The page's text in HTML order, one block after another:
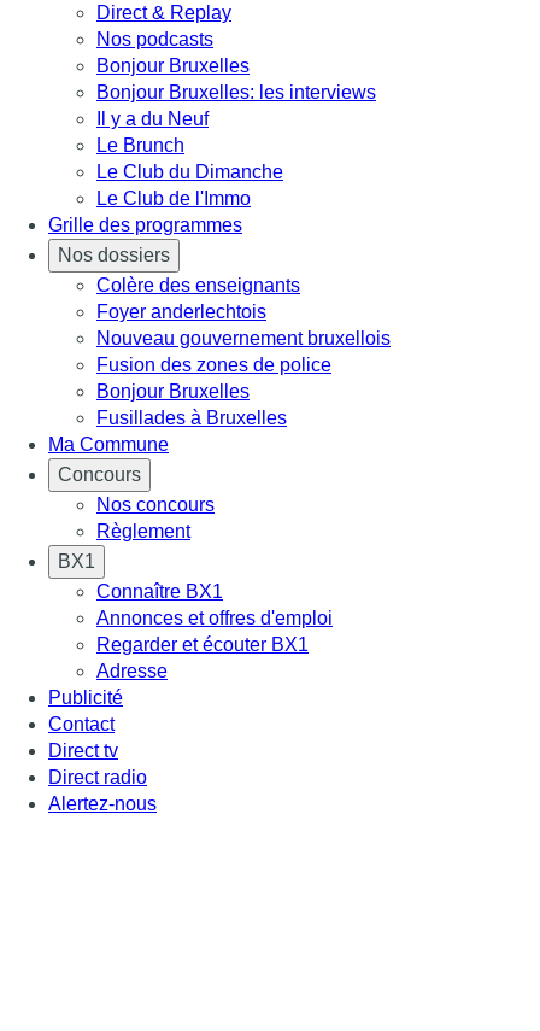
Direct & Replay
Nos podcasts
Bonjour Bruxelles
Bonjour Bruxelles: les interviews
Il y a du Neuf
Le Brunch
Le Club du Dimanche
Le Club de l'Immo
Grille des programmes
Nos dossiers
Colère des enseignants
Foyer anderlechtois
Nouveau gouvernement bruxellois
Fusion des zones de police
Bonjour Bruxelles
Fusillades à Bruxelles
Ma Commune
Concours
Nos concours
Règlement
BX1
Connaître BX1
Annonces et offres d'emploi
Regarder et écouter BX1
Adresse
Publicité
Contact
Direct tv
Direct radio
Alertez-nous